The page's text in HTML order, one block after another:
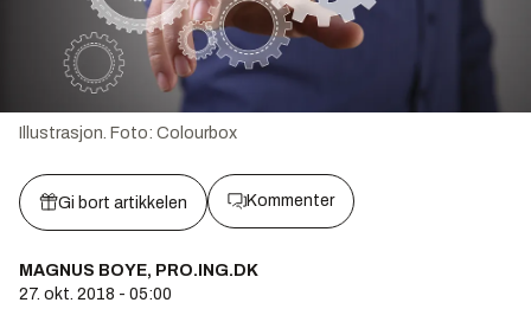
Illustrasjon. Foto: Colourbox
Gi bort artikkelen Kommenter
MAGNUS BOYE, PRO.ING.DK
27. okt. 2018 - 05:00